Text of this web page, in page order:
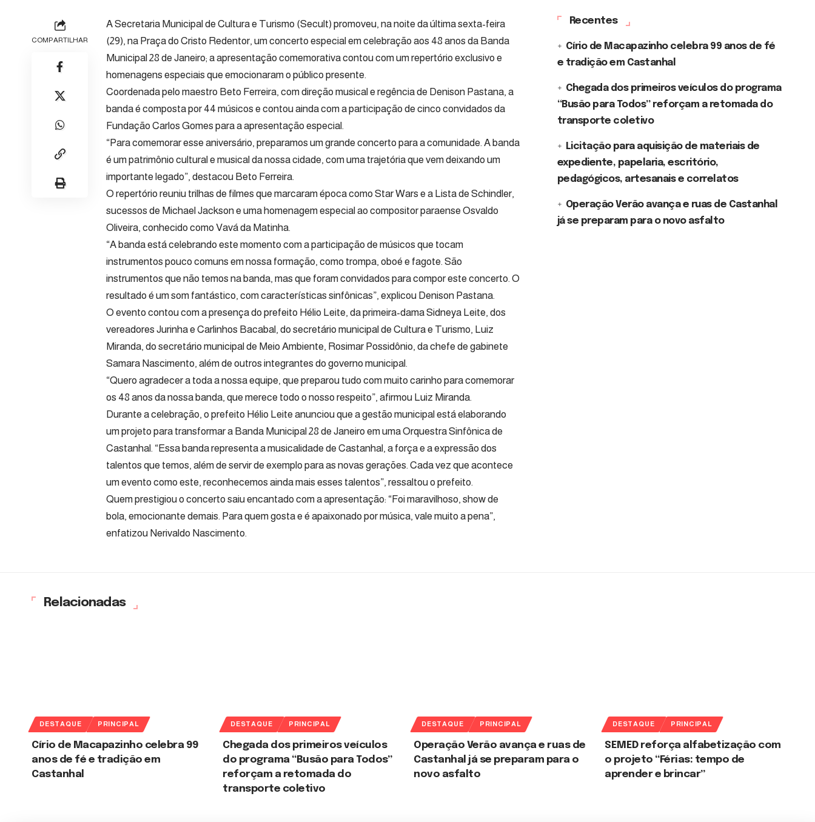
COMPARTILHAR
A Secretaria Municipal de Cultura e Turismo (Secult) promoveu, na noite da última sexta-feira
(29), na Praça do Cristo Redentor, um concerto especial em celebração aos 48 anos da Banda
Municipal 28 de Janeiro; a apresentação comemorativa contou com um repertório exclusivo e
homenagens especiais que emocionaram o público presente.
Coordenada pelo maestro Beto Ferreira, com direção musical e regência de Denison Pastana, a
banda é composta por 44 músicos e contou ainda com a participação de cinco convidados da
Fundação Carlos Gomes para a apresentação especial.
“Para comemorar esse aniversário, preparamos um grande concerto para a comunidade. A banda
é um patrimônio cultural e musical da nossa cidade, com uma trajetória que vem deixando um
importante legado”, destacou Beto Ferreira.
O repertório reuniu trilhas de filmes que marcaram época como Star Wars e a Lista de Schindler,
sucessos de Michael Jackson e uma homenagem especial ao compositor paraense Osvaldo
Oliveira, conhecido como Vavá da Matinha.
“A banda está celebrando este momento com a participação de músicos que tocam
instrumentos pouco comuns em nossa formação, como trompa, oboé e fagote. São
instrumentos que não temos na banda, mas que foram convidados para compor este concerto. O
resultado é um som fantástico, com características sinfônicas”, explicou Denison Pastana.
O evento contou com a presença do prefeito Hélio Leite, da primeira-dama Sidneya Leite, dos
vereadores Jurinha e Carlinhos Bacabal, do secretário municipal de Cultura e Turismo, Luiz
Miranda, do secretário municipal de Meio Ambiente, Rosimar Possidônio, da chefe de gabinete
Samara Nascimento, além de outros integrantes do governo municipal.
“Quero agradecer a toda a nossa equipe, que preparou tudo com muito carinho para comemorar
os 48 anos da nossa banda, que merece todo o nosso respeito”, afirmou Luiz Miranda.
Durante a celebração, o prefeito Hélio Leite anunciou que a gestão municipal está elaborando
um projeto para transformar a Banda Municipal 28 de Janeiro em uma Orquestra Sinfônica de
Castanhal. “Essa banda representa a musicalidade de Castanhal, a força e a expressão dos
talentos que temos, além de servir de exemplo para as novas gerações. Cada vez que acontece
um evento como este, reconhecemos ainda mais esses talentos”, ressaltou o prefeito.
Quem prestigiou o concerto saiu encantado com a apresentação: “Foi maravilhoso, show de
bola, emocionante demais. Para quem gosta e é apaixonado por música, vale muito a pena”,
enfatizou Nerivaldo Nascimento.
Recentes
Círio de Macapazinho celebra 99 anos de fé
e tradição em Castanhal
Chegada dos primeiros veículos do programa
“Busão para Todos” reforçam a retomada do
transporte coletivo
Licitação para aquisição de materiais de
expediente, papelaria, escritório,
pedagógicos, artesanais e correlatos
Operação Verão avança e ruas de Castanhal
já se preparam para o novo asfalto
Relacionadas
DESTAQUE PRINCIPAL
Círio de Macapazinho celebra 99
anos de fé e tradição em
Castanhal
DESTAQUE PRINCIPAL
Chegada dos primeiros veículos
do programa “Busão para Todos”
reforçam a retomada do
transporte coletivo
DESTAQUE PRINCIPAL
Operação Verão avança e ruas de
Castanhal já se preparam para o
novo asfalto
DESTAQUE PRINCIPAL
SEMED reforça alfabetização com
o projeto “Férias: tempo de
aprender e brincar”